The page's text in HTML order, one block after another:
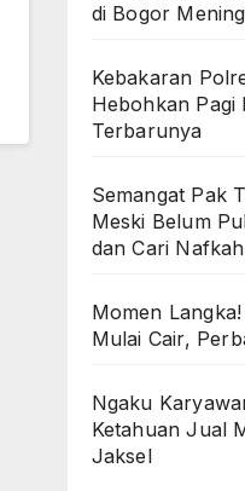
di Bogor
Kebakaran
Hebohkan Pagi
Terbarunya
Semangat Pak
Meski Belum
dan Cari Nafkah
Momen
Mulai Cair,
Ngaku
Ketahuan Jual
Jaksel